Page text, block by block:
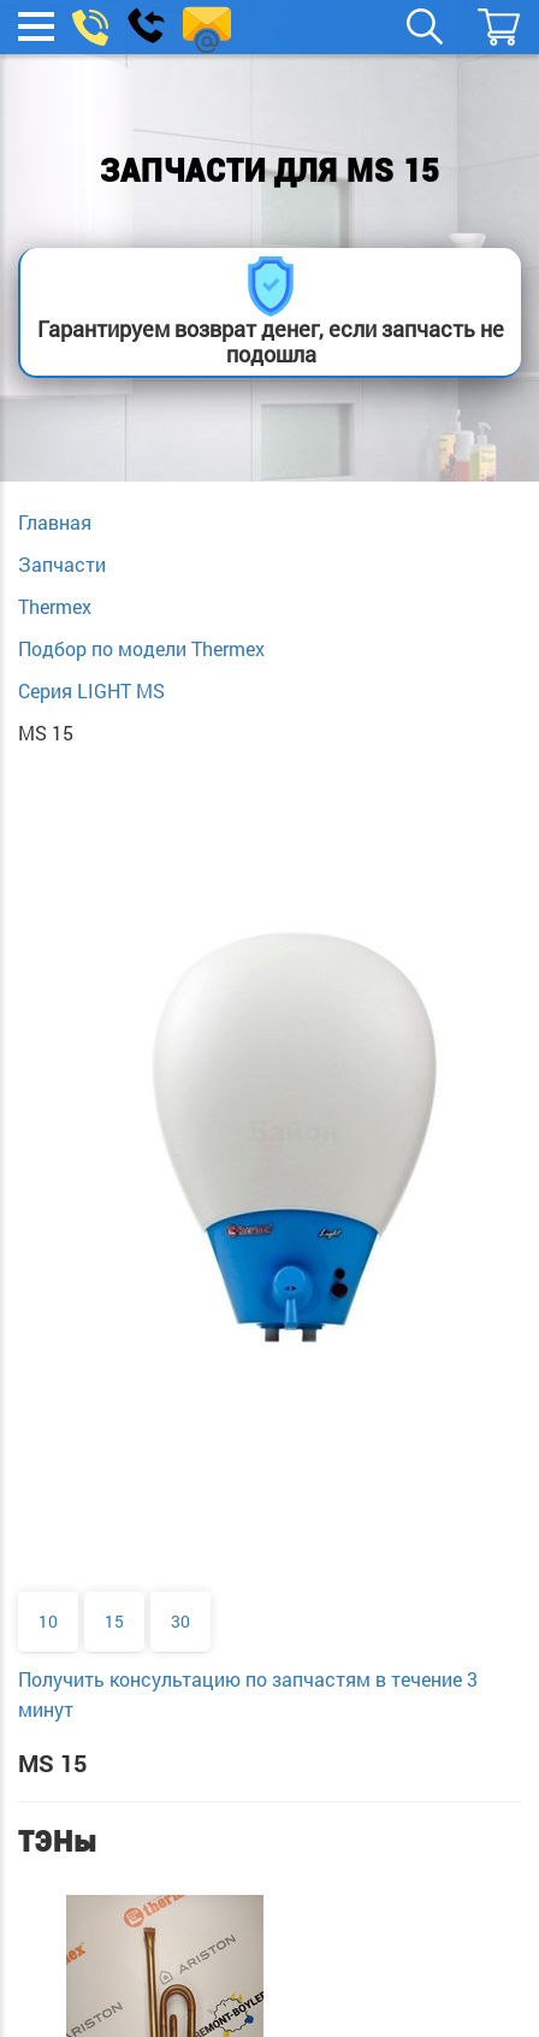
МЕНЮ
boylera@yandex.ru
Заказать
звонок
ЗАПЧАСТИ ДЛЯ MS 15
Гарантируем возврат денег, если запчасть не
подошла
Главная
Запчасти
Thermex
Подбор по модели Thermex
Серия LIGHT MS
MS 15
10 15 30
Получить консультацию по запчастям в течение 3
минут
MS 15
ТЭНы